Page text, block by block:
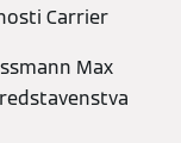
Carrier
Max